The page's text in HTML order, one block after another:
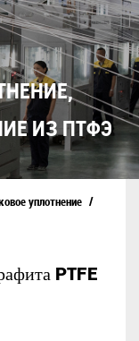
,
ИЗ ПТФЭ
уплотнение /
PTFE